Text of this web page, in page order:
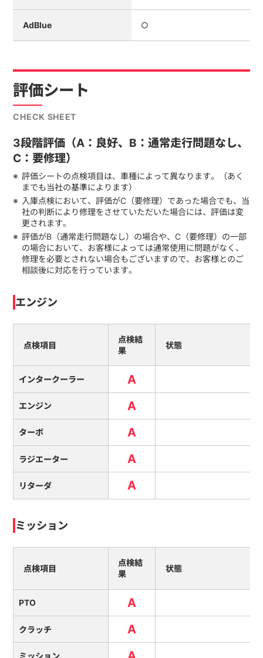
AdBlue ○
評価シート
CHECK SHEET
3段階評価（A：良好、B：通常走行問題なし、
C：要修理）
評価シートの点検項目は、車種によって異なります。（あく
までも当社の基準によります）
入庫点検において、評価がC（要修理）であった場合でも、当
社の判断により修理をさせていただいた場合には、評価は変
更されます。
評価がB（通常走行問題なし）の場合や、C（要修理）の一部
の場合において、お客様によっては通常使用に問題がなく、
修理を必要とされない場合もございますので、お客様とのご
相談後に対応を行っています。
エンジン
点検項目
点検結
果
状態
インタークーラー A
エンジン A
ターボ A
ラジエーター A
リターダ A
ミッション
点検項目
点検結
果
状態
PTO A
クラッチ A
ミッション